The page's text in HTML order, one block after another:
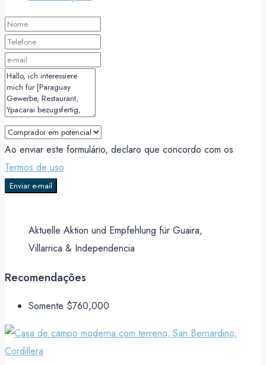
Ao enviar este formulário, declaro que concordo com os
Termos de uso
Enviar e-mail
Aktuelle Aktion und Empfehlung für Guaira,
Villarrica & Independencia
Recomendações
Somente $760,000